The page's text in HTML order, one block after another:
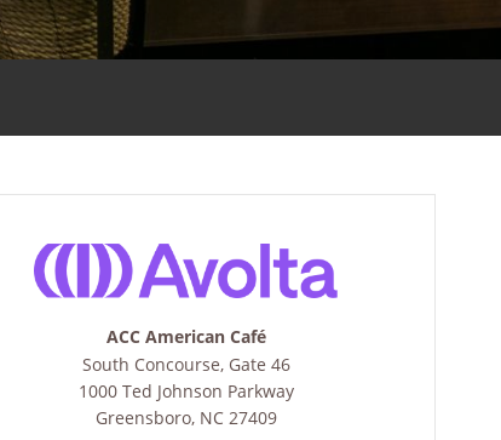
ACC American Café
South Concourse, Gate 46
1000 Ted Johnson Parkway
Greensboro, NC 27409